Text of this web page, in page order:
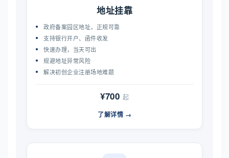
地址挂靠
政府备案园区地址，正规可靠
支持银行开户、函件收发
快速办理，当天可出
规避地址异常风险
解决初创企业注册场地难题
¥700 起
了解详情 →